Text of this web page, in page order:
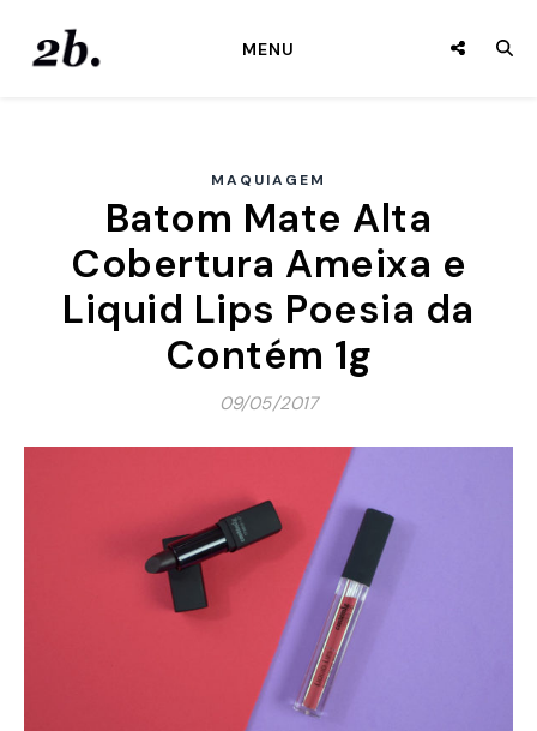
MENU
MAQUIAGEM
Batom Mate Alta
Cobertura Ameixa e
Liquid Lips Poesia da
Contém 1g
09/05/2017